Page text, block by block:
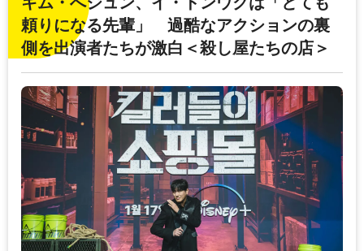
頼りになる先輩」 過酷なアクションの裏
側を出演者たちが激白＜殺し屋たちの店＞